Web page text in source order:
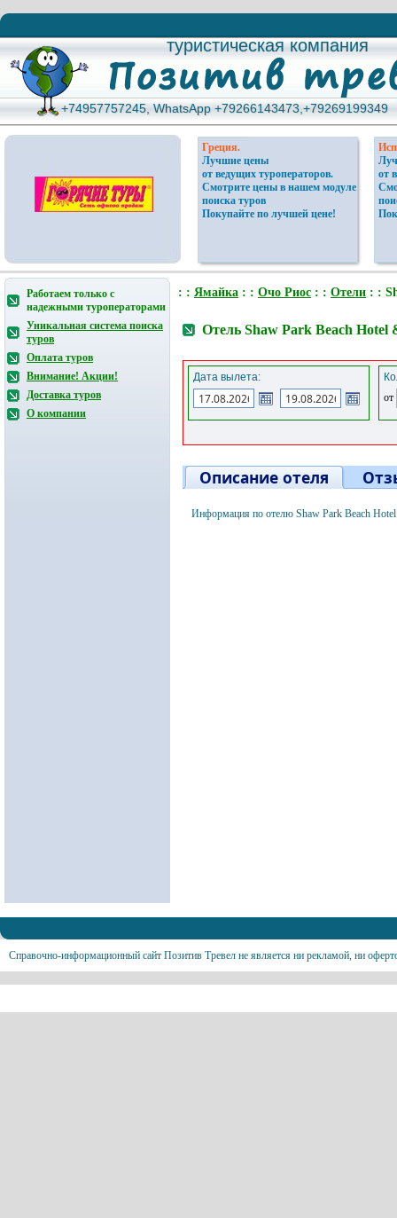
туристическая компания
туристическая компания
+74957757245, WhatsApp +79266143473,+79269199349
+74957757245, WhatsApp +79266143473,+79269199349
Греция.
Лучшие цены
от ведущих туроператоров.
Смотрите цены в нашем модуле
поиска туров
Покупайте по лучшей цене!
от
Работаем только с
надежными туроператорами
Уникальная система поиска
туров
Оплата туров
Внимание! Акции!
Доставка туров
О компании
: : Ямайка : : Очо Риос : : Отели : :
Отель Shaw Park Beach
Дата вылета:
от
Описание отеля
Информация по отелю Shaw Park Beach
Справочно-информационный сайт Позитив Тревел не является ни рекламой, ни